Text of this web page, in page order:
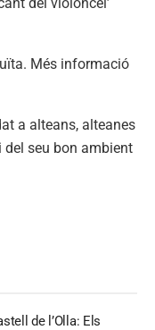
Més informació
a alteans, alteanes
del seu bon ambient
de l’Olla: Els